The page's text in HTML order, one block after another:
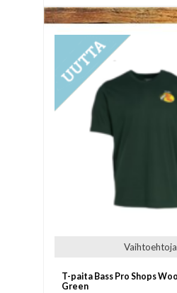
Vaihtoehtoja
T-paita Bass Pro Shops
Green